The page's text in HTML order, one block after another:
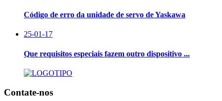
Código de erro da unidade de servo de Yaskawa
25-01-17
Que requisitos especiais fazem outro dispositivo ...
Contate-nos